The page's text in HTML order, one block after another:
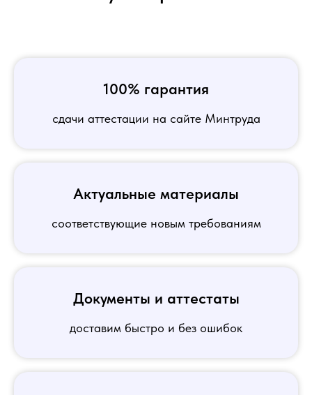
100% гарантия
сдачи аттестации на сайте Минтруда
Актуальные материалы
соответствующие новым требованиям
Документы и аттестаты
доставим быстро и без ошибок